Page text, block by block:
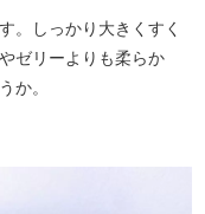
。しっかり大きくすく
ゼリーよりも柔らか
か。